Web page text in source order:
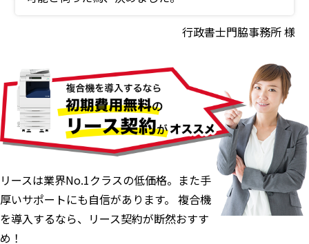
行政書士門脇事務所 様
リースは業界No.1クラスの低価格。また手
厚いサポートにも自信があります。 複合機
を導入するなら、リース契約が断然おすす
め！